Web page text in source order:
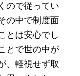
ので従ってい
の中で制度面
とは安心でし
とで世の中が
、軽視せず取